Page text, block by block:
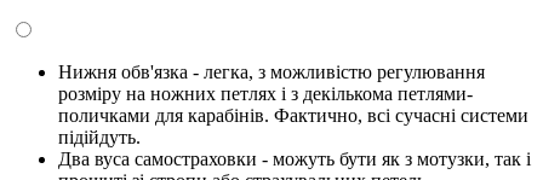
Нижня обв'язка - легка, з можливістю регулювання
розміру на ножних петлях і з декількома петлями-
поличками для карабінів. Фактично, всі сучасні системи
підійдуть.
Два вуса самостраховки - можуть бути як з мотузки, так і